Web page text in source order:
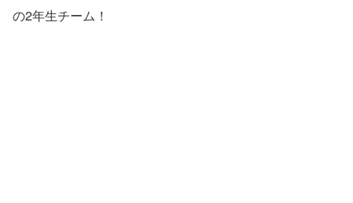
の2年生チーム！